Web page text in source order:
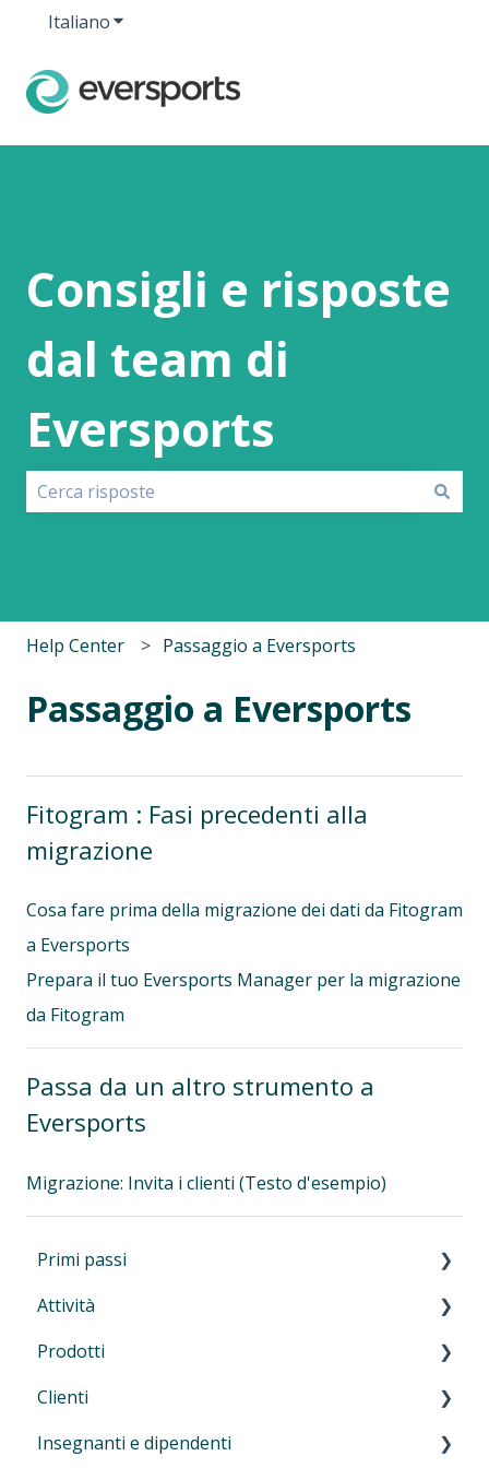
ItalianoMostra sottomenu per le traduzioni
Consigli e risposte
dal team di
Eversports
Help Center Passaggio a Eversports
Passaggio a Eversports
Fitogram : Fasi precedenti alla
migrazione
Cosa fare prima della migrazione dei dati da Fitogram
a Eversports
Prepara il tuo Eversports Manager per la migrazione
da Fitogram
Passa da un altro strumento a
Eversports
Migrazione: Invita i clienti (Testo d'esempio)
Primi passi
Primi passi
Navigazione nel manager
Autenticazione a più fattori (MFA)
Eversports Manager sul tuo telefono
Attività
Introduzione alle attività
Lezioni e allenamenti
Corsi, workshop, eventi, camp, ritiri e
Prodotti
Introduzione
Carnet e abbonamenti
Clienti
Introduzione
Insegnanti e dipendenti